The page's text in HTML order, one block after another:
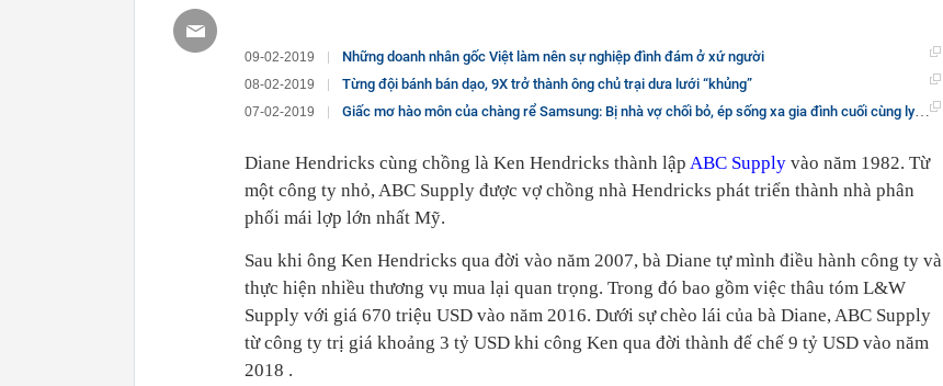
09-02-2019 Những doanh nhân gốc Việt làm nên sự nghiệp đình đám ở xứ người
08-02-2019 Từng đội bánh bán dạo, 9X trở thành ông chủ trại dưa lưới “khủng”
07-02-2019 Giấc mơ hào môn của chàng rể Samsung: Bị nhà vợ chối bỏ, ép sống xa gia đình cuối cùng ly hôn trong nước mắt
Diane Hendricks cùng chồng là Ken Hendricks thành lập ABC Supply vào năm 1982. Từ
một công ty nhỏ, ABC Supply được vợ chồng nhà Hendricks phát triển thành nhà phân
phối mái lợp lớn nhất Mỹ.
Sau khi ông Ken Hendricks qua đời vào năm 2007, bà Diane tự mình điều hành công ty và
thực hiện nhiều thương vụ mua lại quan trọng. Trong đó bao gồm việc thâu tóm L&W
Supply với giá 670 triệu USD vào năm 2016. Dưới sự chèo lái của bà Diane, ABC Supply
từ công ty trị giá khoảng 3 tỷ USD khi công Ken qua đời thành đế chế 9 tỷ USD vào năm
2018 .